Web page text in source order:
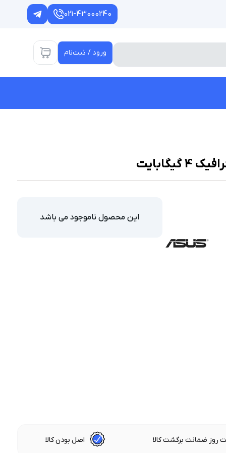
021-43000240
ورود / ثبت‌نام
این محصول ناموجود می باشد
روز ضمانت برگشت کالا اصل بودن کالا